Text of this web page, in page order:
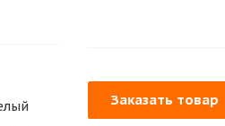
Заказать товар